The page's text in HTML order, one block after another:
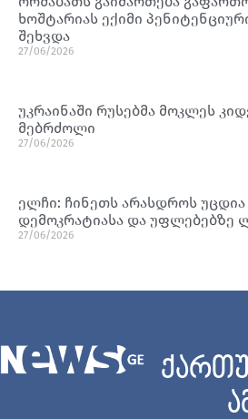
ხოშტარიას ექიმი
შეხვდა
27/06/2026
უკრაინაში რუსებმა მოკლეს
მებრძოლი
27/06/2026
ელჩი: ჩინეთს არასდროს
დემოკრატიასა და უფლებებზე
27/06/2026